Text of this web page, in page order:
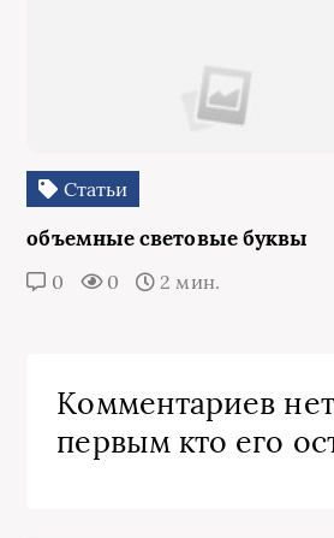
Статьи
объемные световые буквы
0 0 2 мин.
Комментариев
первым кто его